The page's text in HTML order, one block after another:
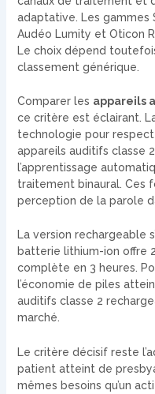
adaptative. Les gammes
Audéo Lumity et Oticon
Le choix dépend
classement générique.
Comparer les appareils
ce critère est éclairant.
technologie pour
appareils auditifs classe
l’apprentissage
traitement binaural. Ces
perception de la parole
La version rechargeable
batterie lithium-ion offre
complète en 3 heures.
l’économie de piles
auditifs classe 2
marché.
Le critère décisif reste
patient atteint de
mêmes besoins qu’un